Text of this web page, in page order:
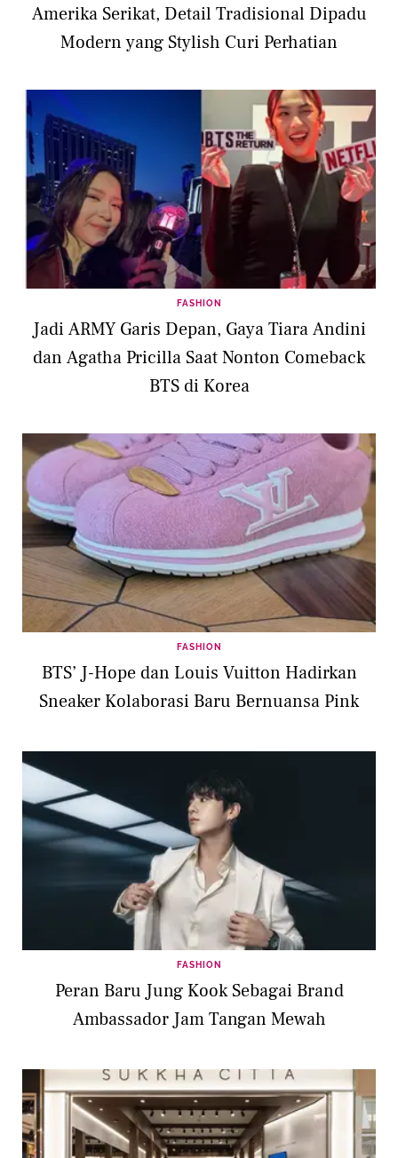
Amerika Serikat, Detail Tradisional Dipadu
Modern yang Stylish Curi Perhatian
FASHION
Jadi ARMY Garis Depan, Gaya Tiara Andini
dan Agatha Pricilla Saat Nonton Comeback
BTS di Korea
FASHION
BTS’ J-Hope dan Louis Vuitton Hadirkan
Sneaker Kolaborasi Baru Bernuansa Pink
FASHION
Peran Baru Jung Kook Sebagai Brand
Ambassador Jam Tangan Mewah